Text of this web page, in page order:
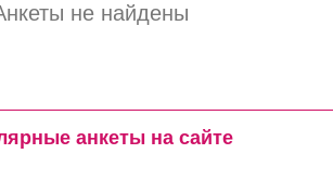
не найдены
анкеты на сайте